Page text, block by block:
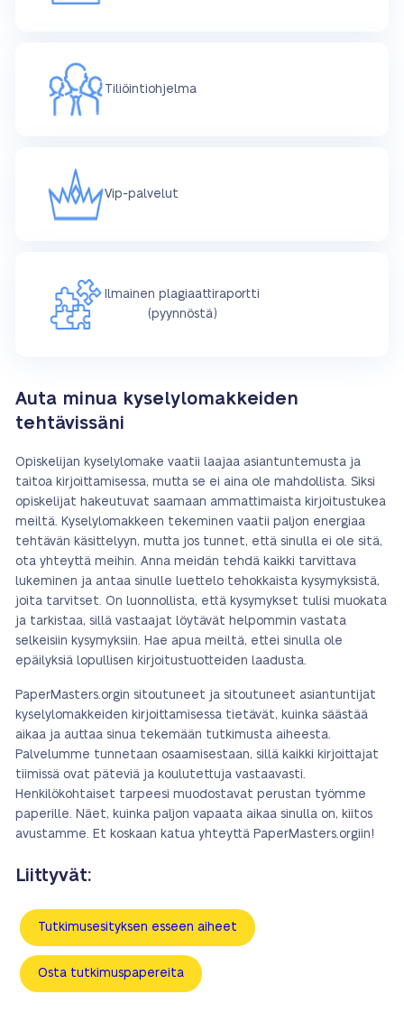
Tiliöintiohjelma
Vip-palvelut
Ilmainen plagiaattiraportti
(pyynnöstä)
Auta minua kyselylomakkeiden
tehtävissäni
Opiskelijan kyselylomake vaatii laajaa asiantuntemusta ja
taitoa kirjoittamisessa, mutta se ei aina ole mahdollista. Siksi
opiskelijat hakeutuvat saamaan ammattimaista kirjoitustukea
meiltä. Kyselylomakkeen tekeminen vaatii paljon energiaa
tehtävän käsittelyyn, mutta jos tunnet, että sinulla ei ole sitä,
ota yhteyttä meihin. Anna meidän tehdä kaikki tarvittava
lukeminen ja antaa sinulle luettelo tehokkaista kysymyksistä,
joita tarvitset. On luonnollista, että kysymykset tulisi muokata
ja tarkistaa, sillä vastaajat löytävät helpommin vastata
selkeisiin kysymyksiin. Hae apua meiltä, ettei sinulla ole
epäilyksiä lopullisen kirjoitustuotteiden laadusta.
PaperMasters.orgin sitoutuneet ja sitoutuneet asiantuntijat
kyselylomakkeiden kirjoittamisessa tietävät, kuinka säästää
aikaa ja auttaa sinua tekemään tutkimusta aiheesta.
Palvelumme tunnetaan osaamisestaan, sillä kaikki kirjoittajat
tiimissä ovat päteviä ja koulutettuja vastaavasti.
Henkilökohtaiset tarpeesi muodostavat perustan työmme
paperille. Näet, kuinka paljon vapaata aikaa sinulla on, kiitos
avustamme. Et koskaan katua yhteyttä PaperMasters.orgiin!
Liittyvät:
Tutkimusesityksen esseen aiheet
Osta tutkimuspapereita